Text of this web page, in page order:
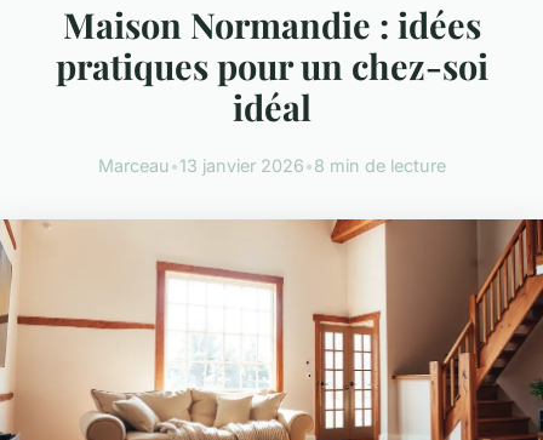
Maison Normandie : idées
pratiques pour un chez-soi
idéal
Marceau•13 janvier 2026•8 min de lecture